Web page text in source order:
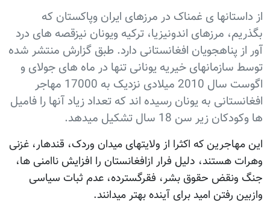
از داستانها ی غمناک در مرزهای ایران وپاکستان که
بگذریم، مرزهای اندونیزیا، ترکیه ویونان نیزقصه های درد
آور از پناهجویان افغانستانی دارد. طبق گزارش منتشر شده
توسط سازمانهای خیریه یونانی تنها در ماه های جولای و
اگوست سال 2010 میلادی نزدیک به 17000 مهاجر
افغانستانی به یونان رسیده اند که تعداد زیاد آنها را فامیل
ها وکودکان زیر سن 18 سال تشکیل میدهد.
این مهاجرین که اکثرا از ولایتهای میدان وردک، قندهار، غزنی
وهرات هستند، دلیل فرار ازافغانستان را افزایش ناامنی ها،
جنگ ونقض حقوق بشر، فقرگسترده، عدم ثبات سیاسی
وازبین رفتن امید برای آینده بهتر میدانند.